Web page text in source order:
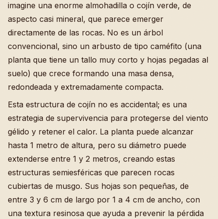
imagine una enorme almohadilla o cojín verde, de
aspecto casi mineral, que parece emerger
directamente de las rocas. No es un árbol
convencional, sino un arbusto de tipo caméfito (una
planta que tiene un tallo muy corto y hojas pegadas al
suelo) que crece formando una masa densa,
redondeada y extremadamente compacta.
Esta estructura de cojín no es accidental; es una
estrategia de supervivencia para protegerse del viento
gélido y retener el calor. La planta puede alcanzar
hasta 1 metro de altura, pero su diámetro puede
extenderse entre 1 y 2 metros, creando estas
estructuras semiesféricas que parecen rocas
cubiertas de musgo. Sus hojas son pequeñas, de
entre 3 y 6 cm de largo por 1 a 4 cm de ancho, con
una textura resinosa que ayuda a prevenir la pérdida